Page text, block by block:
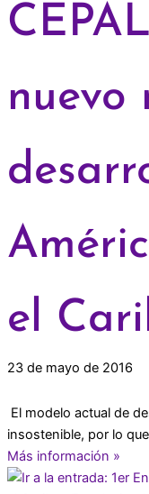
nuevo
el
23 de mayo de 2016
El modelo actual de
insostenible, por lo
Más información »